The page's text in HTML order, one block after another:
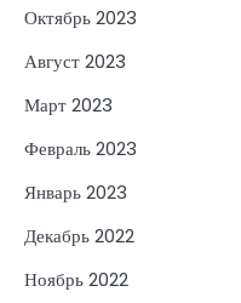
Октябрь 2023
Август 2023
Март 2023
Февраль 2023
Январь 2023
Декабрь 2022
Ноябрь 2022